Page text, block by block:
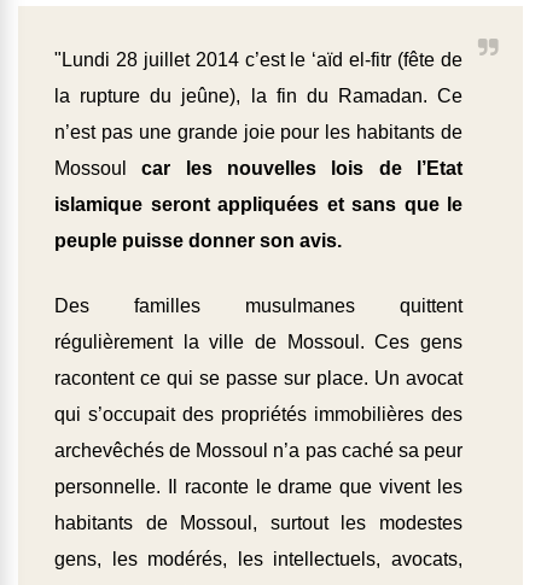
"Lundi 28 juillet 2014 c’est le ‘aïd el-fitr (fête de
la rupture du jeûne), la fin du Ramadan. Ce
n’est pas une grande joie pour les habitants de
Mossoulcar les nouvelles lois de l’Etat
islamique seront appliquées et sans que le
peuple puisse donner son avis.
Des familles musulmanes quittent
régulièrement la ville de Mossoul. Ces gens
racontent ce qui se passe sur place. Un avocat
qui s’occupait des propriétés immobilières des
archevêchés de Mossoul n’a pas caché sa peur
personnelle. Il raconte le drame que vivent les
habitants de Mossoul, surtout les modestes
gens, les modérés, les intellectuels, avocats,